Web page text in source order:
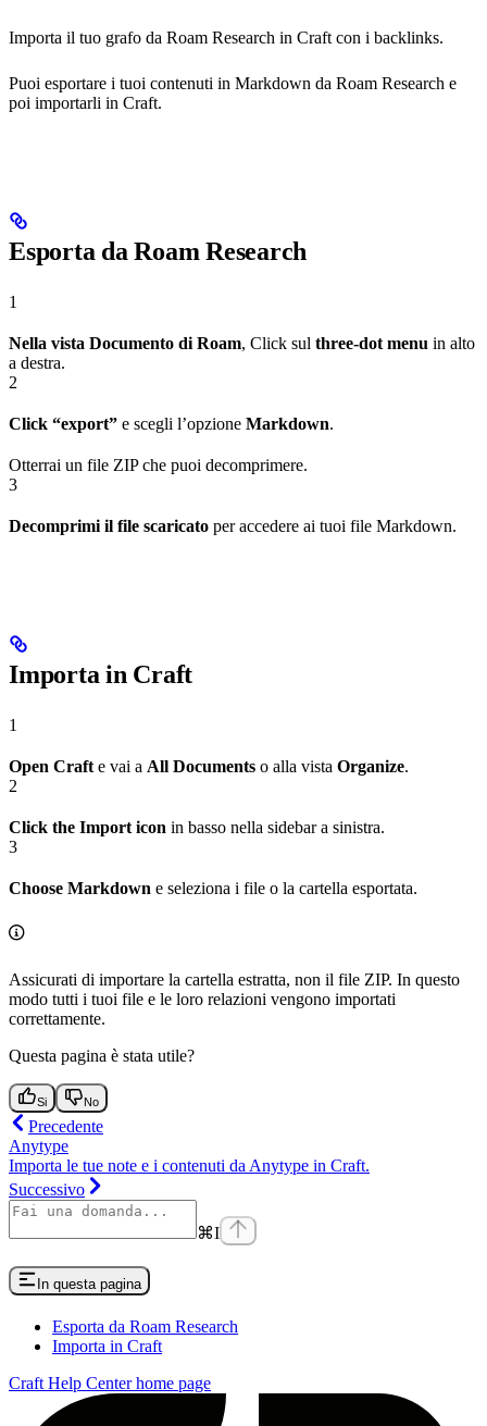
Importa il tuo grafo da Roam Research in Craft con i backlinks.
Puoi esportare i tuoi contenuti in Markdown da Roam Research e
poi importarli in Craft.
Esporta da Roam Research
1
Nella vista Documento di Roam, Click sul three-dot menu in alto
a destra.
2
Click “export” e scegli l’opzione Markdown.
Otterrai un file ZIP che puoi decomprimere.
3
Decomprimi il file scaricato per accedere ai tuoi file Markdown.
Importa in Craft
1
Open Craft e vai a All Documents o alla vista Organize.
2
Click the Import icon in basso nella sidebar a sinistra.
3
Choose Markdown e seleziona i file o la cartella esportata.
Assicurati di importare la cartella estratta, non il file ZIP. In questo
modo tutti i tuoi file e le loro relazioni vengono importati
correttamente.
Questa pagina è stata utile?
Si No
Precedente
Anytype
Importa le tue note e i contenuti da Anytype in Craft.
Successivo
⌘I
In questa pagina
Esporta da Roam Research
Importa in Craft
Craft Help Centerhome page